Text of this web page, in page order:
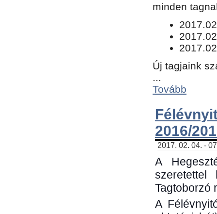
minden
Új tagjaink
...
Tovább
2016/
2017. 02. 04. -
A
Tagtoborzó
A